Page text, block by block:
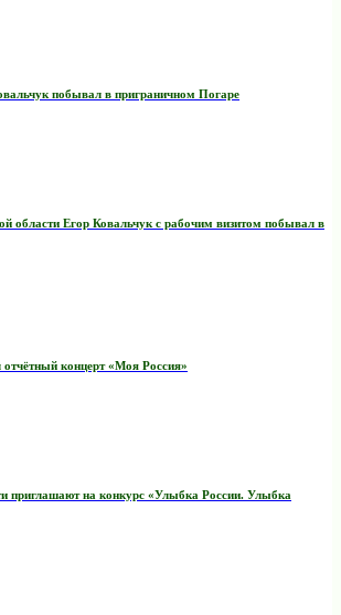
побывал в приграничном Погаре
области Егор Ковальчук с рабочим визитом побывал в
концерт «Моя Россия»
приглашают на конкурс «Улыбка России. Улыбка